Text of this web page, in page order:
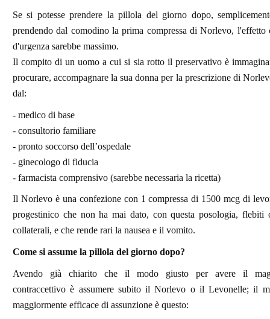
Se si potesse prendere la pillola del giorno dopo,
prendendo dal comodino la prima compressa di Norlevo, l'effetto
d'urgenza sarebbe massimo.
Il compito di un uomo a cui si sia rotto il preservativo è
procurare, accompagnare la sua donna per la prescrizione di
dal:
- medico di base
- consultorio familiare
- pronto soccorso dell’ospedale
- ginecologo di fiducia
- farmacista comprensivo (sarebbe necessaria la ricetta)
Il Norlevo è una confezione con 1 compressa di 1500 mcg di
progestinico che non ha mai dato, con questa posologia, flebiti
collaterali, e che rende rari la nausea e il vomito.
Come si assume la pillola del giorno dopo?
Avendo già chiarito che il modo giusto per avere il
contraccettivo è assumere subito il Norlevo o il Levonelle; il
maggiormente efficace di assunzione è questo: